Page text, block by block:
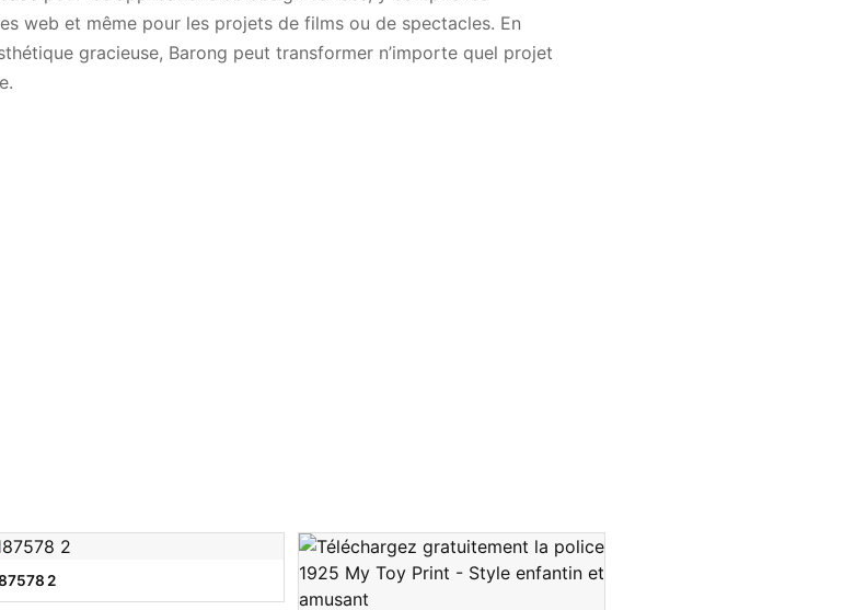
web et même pour les projets de films ou de spectacles. En
gracieuse, Barong peut transformer n’importe quel projet
2